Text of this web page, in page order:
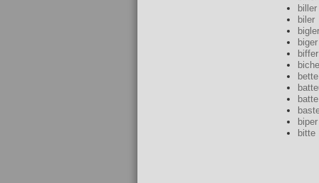
biller
biler
bigler
biger
biffer
bette
batte
biper
bitte